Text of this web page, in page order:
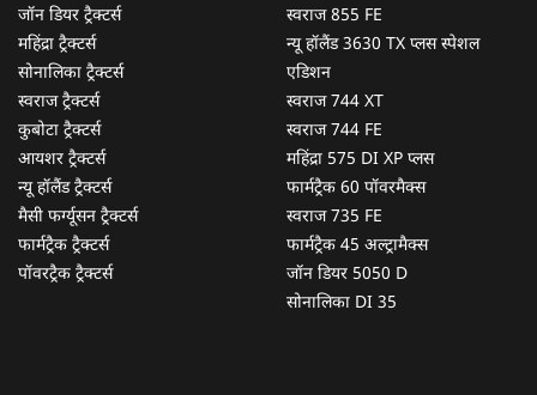
जॉन डियर ट्रैक्टर्स
महिंद्रा ट्रैक्टर्स
सोनालिका ट्रैक्टर्स
स्वराज ट्रैक्टर्स
कुबोटा ट्रैक्टर्स
आयशर ट्रैक्टर्स
न्यू हॉलैंड ट्रैक्टर्स
मैसी फर्ग्यूसन ट्रैक्टर्स
फार्मट्रैक ट्रैक्टर्स
पॉवरट्रैक ट्रैक्टर्स
स्वराज 855 FE
न्यू हॉलैंड 3630 TX प्लस स्पेशल
एडिशन
स्वराज 744 XT
स्वराज 744 FE
महिंद्रा 575 DI XP प्लस
फार्मट्रैक 60 पॉवरमैक्स
स्वराज 735 FE
फार्मट्रैक 45 अल्ट्रामैक्स
जॉन डियर 5050 D
सोनालिका DI 35